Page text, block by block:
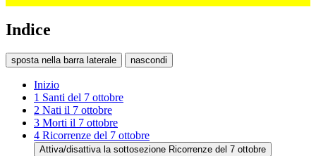
Indice
sposta nella barra laterale nascondi
Inizio
1 Santi del 7 ottobre
2 Nati il 7 ottobre
3 Morti il 7 ottobre
4 Ricorrenze del 7 ottobre
Attiva/disattiva la sottosezione Ricorrenze del 7 ottobre